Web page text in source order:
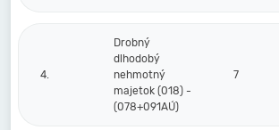
4.
Drobný
dlhodobý
nehmotný
majetok (018) -
(078+091AÚ)
7